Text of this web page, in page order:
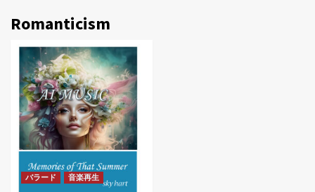
Romanticism
バラード 音楽再生